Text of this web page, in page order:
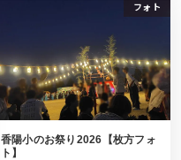
フォト
香陽小のお祭り2026【枚方フォ
ト】